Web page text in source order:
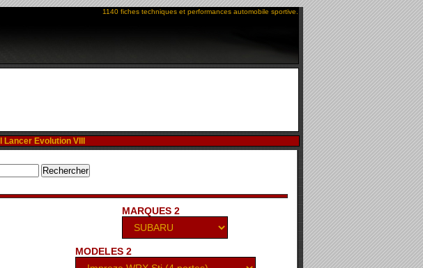
1140 fiches techniques et performances automobile sportive.
Evolution VIII
MARQUES 2
MODELES 2